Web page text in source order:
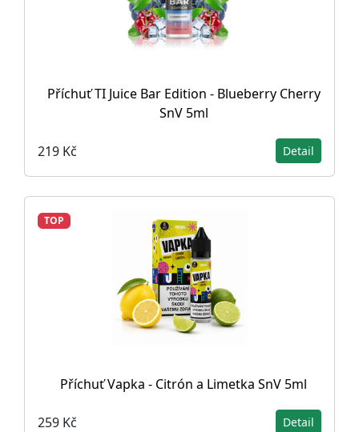
Příchuť TI Juice Bar Edition - Blueberry Cherry
SnV 5ml
219 Kč Detail
TOP
Příchuť Vapka - Citrón a Limetka SnV 5ml
259 Kč Detail